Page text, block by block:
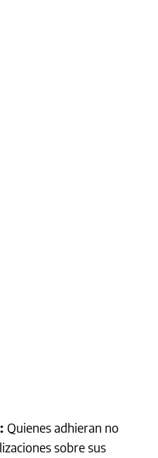
Quienes adhieran no
sobre sus